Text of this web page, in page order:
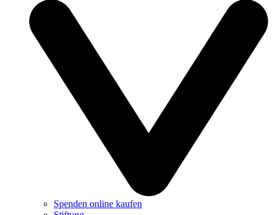
Spenden online kaufen